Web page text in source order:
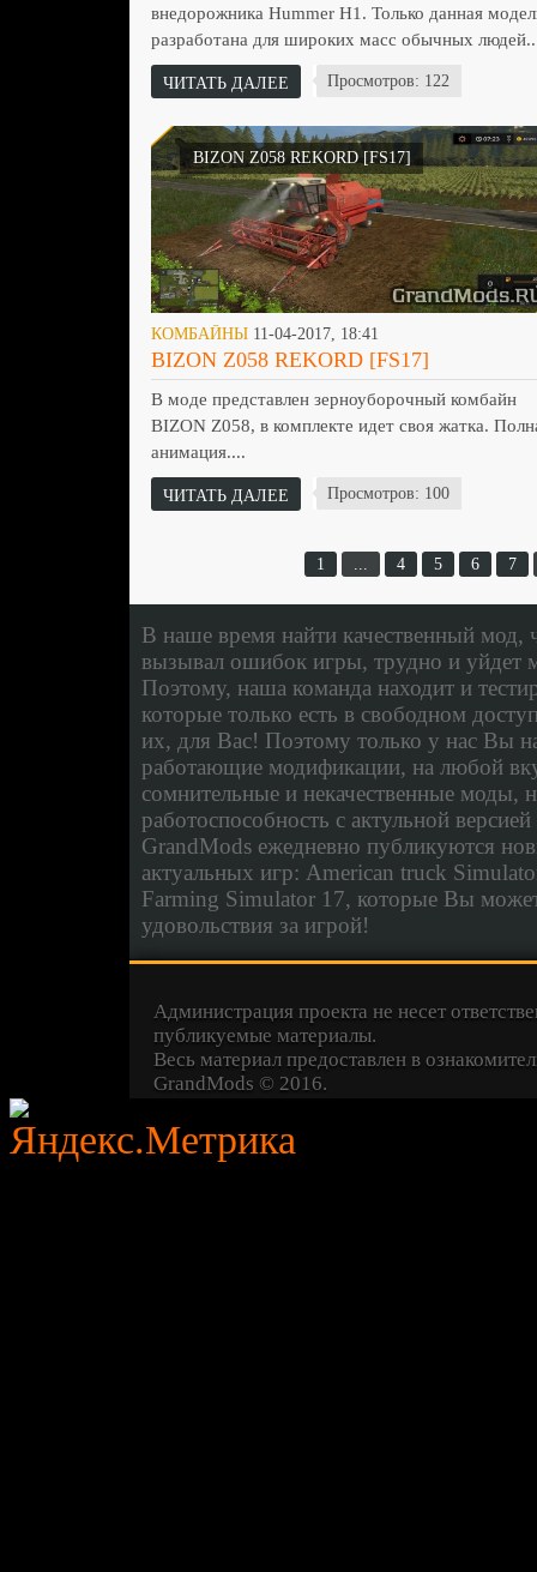
внедорожника Hummer H1. Только данная
разработана для широких масс обычных
ЧИТАТЬ ДАЛЕЕ Просмотров: 122
BIZON Z058 REKORD [FS17]
КОМБАЙНЫ11-04-2017, 18:41
BIZON Z058 REKORD [FS17]
В моде представлен зерноуборочный комбайн
BIZON Z058, в комплекте идет своя жатка.
анимация....
ЧИТАТЬ ДАЛЕЕ Просмотров: 100
1 ... 4 5 6 7
В наше время найти качественный мод,
вызывал ошибок игры, трудно и уйдет
Поэтому, наша команда находит и
которые только есть в свободном
их, для Вас! Поэтому только у нас Вы
работающие модификации, на любой
сомнительные и некачественные моды,
работоспособность с актульной
GrandMods ежедневно публикуются
актуальных игр: American truck
Farming Simulator 17, которые Вы
удовольствия за игрой!
Администрация проекта не несет
публикуемые материалы.
Весь материал предоставлен в
GrandMods © 2016.